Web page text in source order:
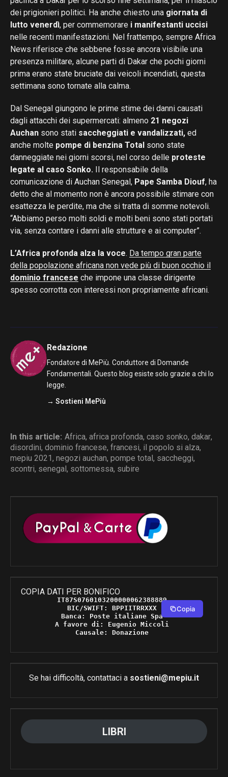
dei prigionieri politici. Ha anche chiesto una giornata di
lutto venerdì, per commemorare i manifestanti uccisi
nelle recenti manifestazioni. Nel frattempo, sempre Africa
News riferisce che sebbene fosse ancora visibile una
presenza militare, alcune parti di Dakar che pochi giorni
prima erano state bruciate dai veicoli incendiati, questa
settimana sono tornate alla calma.
Dal Senegal giungono le prime stime dei danni causati
dagli attacchi dei supermercati: almeno 21 negozi
Auchan sono stati saccheggiati e vandalizzati, ed
anche molte pompe di benzina Total sono state
danneggiate nei giorni scorsi, nel corso delle proteste
legate al caso Sonko. Il responsabile della
comunicazione di Auchan Senegal, Pape Samba Diouf, ha
detto che al momento non è ancora possibile stimare con
esattezza le perdite, ma che si tratta di somme notevoli.
“Abbiamo perso molti soldi e molti beni sono stati portati
via, senza contare i danni alle strutture e ai computer”.
L’Africa profonda alza la voce. Da tempo gran parte
della popolazione africana non vede più di buon occhio il
dominio francese che impone una classe dirigente
spesso corrotta con interessi non propriamente africani.
Redazione
Fondatore di MePiù. Conduttore di Domande
Fondamentali. Questo blog esiste solo grazie a chi lo
legge.
→ Sostieni MePiù
In this article: Africa, africa profonda, caso sonko, dakar,
disordini, dominio francese, francesi, il popolo si alza,
mepiu 2021 , negozi auchan, pompe total , saccheggi,
scontri, senegal , sottomessa, subire
COPIA DATI PER BONIFICO
IT87S0760103200000062388889
BIC/SWIFT: BPPIITRRXXX
Banca: Poste italiane Spa
A favore di: Eugenio Miccoli
Causale: Donazione
Copia
Se hai difficoltà, contattaci a sostieni@mepiu.it
LIBRI